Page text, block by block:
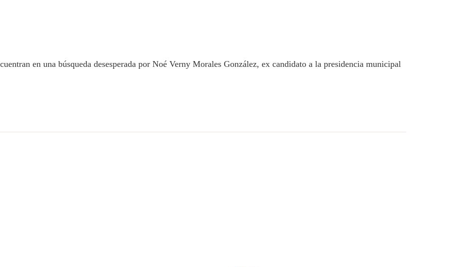
en una búsqueda desesperada por Noé Verny Morales González, ex candidato a la presidencia municipal